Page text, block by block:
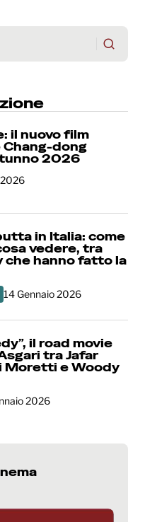
il nuovo film
dong
2026
in Italia: come
vedere, tra
che hanno fatto la
14 Gennaio 2026
il road movie
tra Jafar
Moretti e Woody
2026